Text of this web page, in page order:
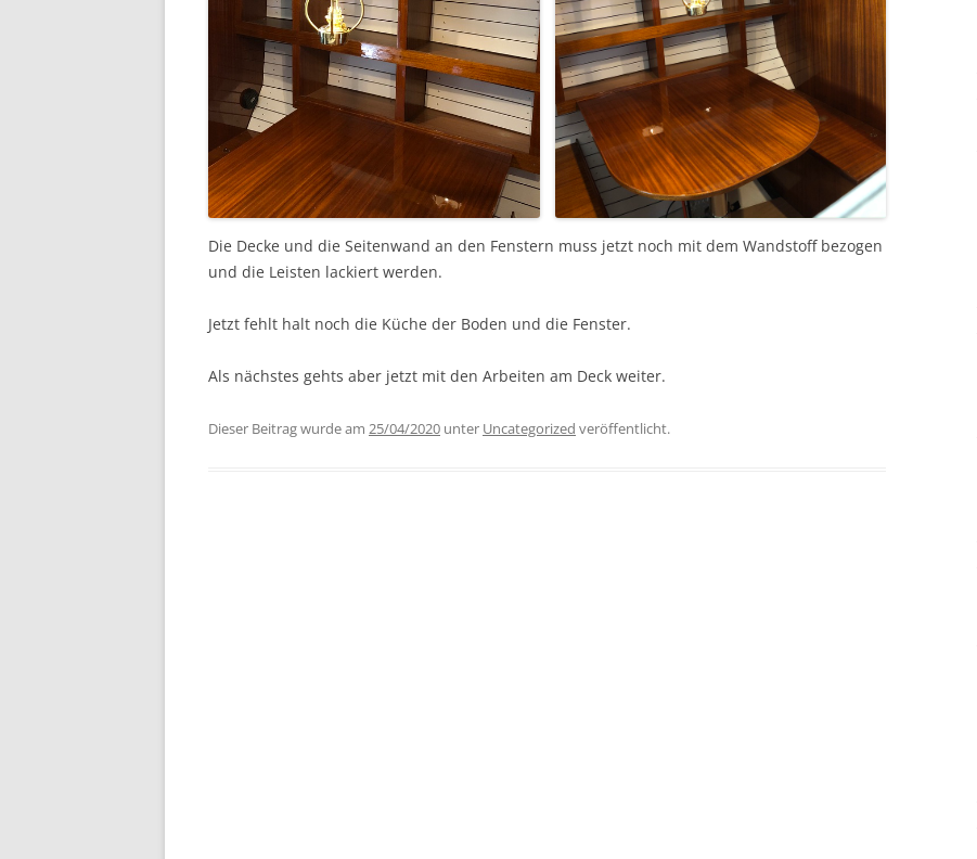
Die Decke und die Seitenwand an den Fenstern muss jetzt noch mit dem Wandstoff bezogen
und die Leisten lackiert werden.
Jetzt fehlt halt noch die Küche der Boden und die Fenster.
Als nächstes gehts aber jetzt mit den Arbeiten am Deck weiter.
Dieser Beitrag wurde am 25/04/2020 unter Uncategorized veröffentlicht.